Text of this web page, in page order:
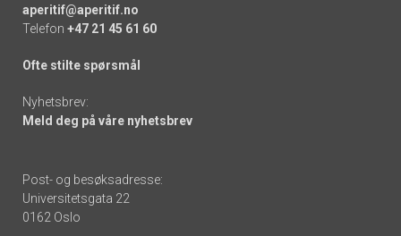
aperitif@aperitif.no
Telefon +47 21 45 61 60
Ofte stilte spørsmål
Nyhetsbrev:
Meld deg på våre nyhetsbrev
Post- og besøksadresse:
Universitetsgata 22
0162 Oslo